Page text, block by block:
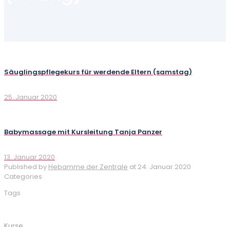
Säuglingspflegekurs für werdende Eltern (samstag)
25. Januar 2020
Babymassage mit Kursleitung Tanja Panzer
13. Januar 2020
Published by Hebamme der Zentrale at 24. Januar 2020
Categories
Tags